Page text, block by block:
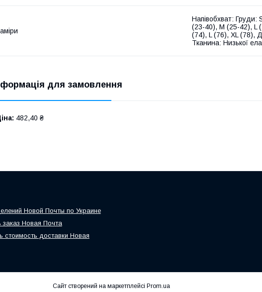
Напівобхват: Груди:
(23-40), M (25-42), L
(74), L (76), XL (78),
Тканина: Низької
для замовлення
482,40 ₴
Новой Почты по Украине
заказ Новая Почта
стоимость доставки Новая
Сайт створений на маркетплейсі Prom.ua